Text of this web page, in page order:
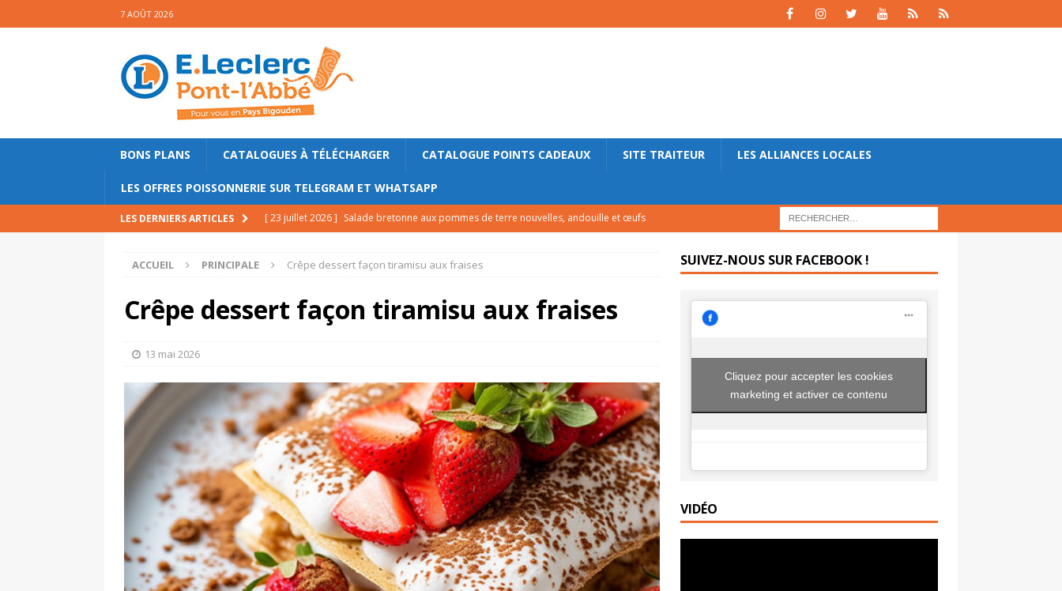
7 AOÛT 2026
BONS PLANS CATALOGUES À TÉLÉCHARGER CATALOGUE POINTS CADEAUX SITE TRAITEUR LES ALLIANCES LOCALES
LES OFFRES POISSONNERIE SUR TELEGRAM ET WHATSAPP
LES DERNIERS ARTICLES [ 23 juillet 2026 ] Salade bretonne aux pommes de terre nouvelles, andouille et œufs
[ 17 juillet 2026 ] Galettes roulées au saumon fumé, concombre et fromage frais
PRINCIPALE
[ 10 juillet 2026 ]
[ 31 juillet 2026 ] Tiramisu aux pêches rôties : le dessert gourmand de l’été
PRINCIPALE
ACCUEIL PRINCIPALE Crêpe dessert façon tiramisu aux fraises
Crêpe dessert façon tiramisu aux fraises
13 mai 2026
SUIVEZ-NOUS SUR FACEBOOK !
Cliquez pour accepter les cookies
marketing et activer ce contenu
VIDÉO